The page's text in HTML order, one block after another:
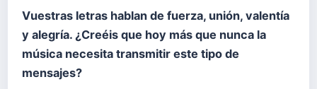
Vuestras letras hablan de fuerza, unión, valentía
y alegría. ¿Creéis que hoy más que nunca la
música necesita transmitir este tipo de
mensajes?